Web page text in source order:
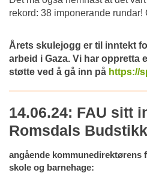
rekord: 38 imponerande rundar!
Årets skulejogg er til inntekt
arbeid i Gaza. Vi har oppretta
støtte ved å gå inn på https://
14.06.24: FAU sitt
Romsdals
angående kommunedirektørens
skole og barnehage: